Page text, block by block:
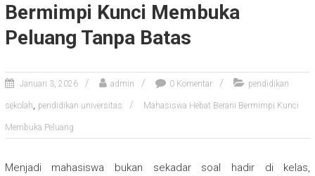
Bermimpi Kunci Membuka
Peluang Tanpa Batas
Januari 3, 2026 admin 0 Komentar pendidikan
sekolah, pendidikan universitas Mahasiswa Hebat Berani Bermimpi Kunci
Membuka Peluang
Menjadi mahasiswa bukan sekadar soal hadir di kelas,